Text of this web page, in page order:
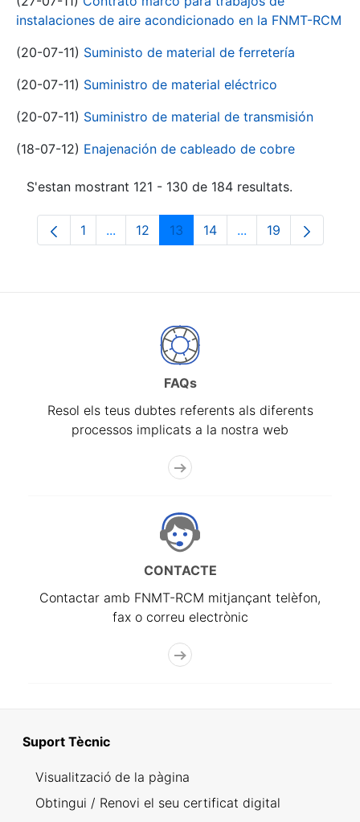
instalaciones de aire acondicionado en la FNMT-RCM
(20-07-11) Suministo de material de ferretería
(20-07-11) Suministro de material eléctrico
(20-07-11) Suministro de material de transmisión
(18-07-12) Enajenación de cableado de cobre
S'estan mostrant 121 - 130 de 184 resultats.
Pàgina
1 ...Pàgines intermèdies Utilitzeu TAB per
Pàgina
12 Pàgina
13 Pàgina
14 ...PàginesPàgina
19
FAQs
Resol els teus dubtes referents als diferents
processos implicats a la nostra web
CONTACTE
Contactar amb FNMT-RCM mitjançant telèfon,
fax o correu electrònic
Suport Tècnic
Visualització de la pàgina
Obtingui / Renovi el seu certificat digital